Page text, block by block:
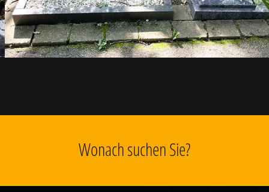
Wonach suchen Sie?